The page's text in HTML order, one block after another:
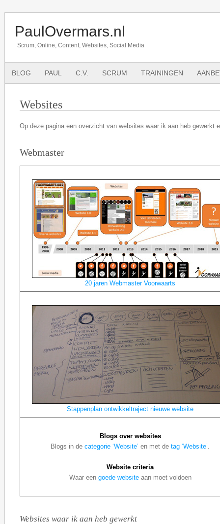
PaulOvermars.nl
Scrum, Online, Content, Websites, Social Media
BLOG PAUL C.V. SCRUM TRAININGEN
Websites
Op deze pagina een overzicht van websites waar ik aan heb gewerkt
Webmaster
20 jaren Webmaster Voorwaarts
Stappenplan ontwikkeltraject nieuwe website
Blogs over websites
Blogs in de categorie ‘Website’ en met de tag ‘Website’.
Website criteria
Waar een goede websiteaan moet voldoen
Websites waar ik aan heb gewerkt